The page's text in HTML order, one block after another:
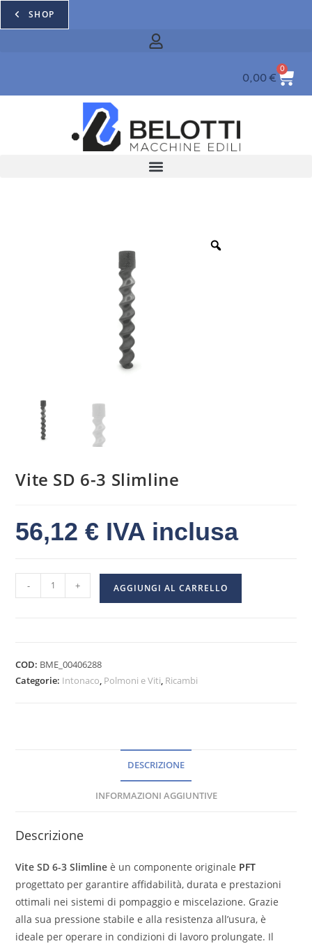
SHOP
0,00€
0
Vite SD 6-3 Slimline
56,12€ IVA inclusa
- + AGGIUNGI AL CARRELLO
COD: BME_00406288
Categorie: Intonaco Polmoni e Viti Ricambi
DESCRIZIONE
INFORMAZIONI AGGIUNTIVE
Descrizione
Vite SD 6-3 Slimline è un componente originale PFT
progettato per garantire affidabilità, durata e prestazioni
ottimali nei sistemi di pompaggio e miscelazione. Grazie
alla sua pressione stabile e alla resistenza all’usura, è
ideale per operare in condizioni di lavoro prolungate. Il